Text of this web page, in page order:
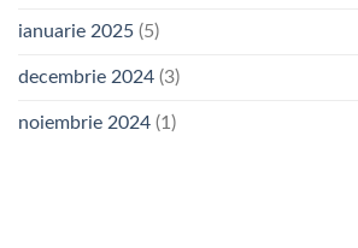
ianuarie 2025 (5)
decembrie 2024 (3)
noiembrie 2024 (1)